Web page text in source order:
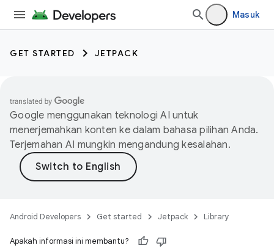
Masuk
GET STARTED JETPACK
Google menggunakan teknologi AI untuk
menerjemahkan konten ke dalam bahasa pilihan Anda.
Terjemahan AI mungkin mengandung kesalahan.
Android Developers Get started Jetpack Library
Apakah informasi ini membantu?